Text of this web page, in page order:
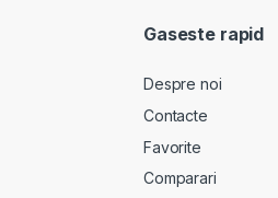
Gaseste rapid
Despre noi
Contacte
Favorite
Comparari